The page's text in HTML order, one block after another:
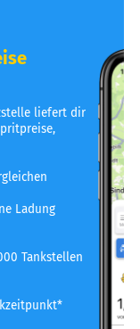
liefert dir
Ladung
Tankstellen